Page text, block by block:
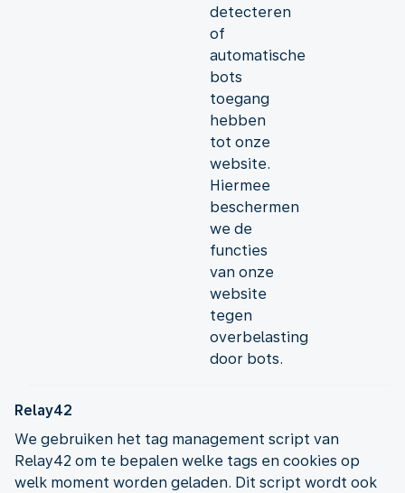
detecteren
of
automatische
bots
toegang
hebben
tot onze
website.
Hiermee
beschermen
we de
functies
van onze
website
tegen
overbelasting
door bots.
Relay42
We gebruiken het tag management script van
Relay42 om te bepalen welke tags en cookies op
welk moment worden geladen. Dit script wordt ook